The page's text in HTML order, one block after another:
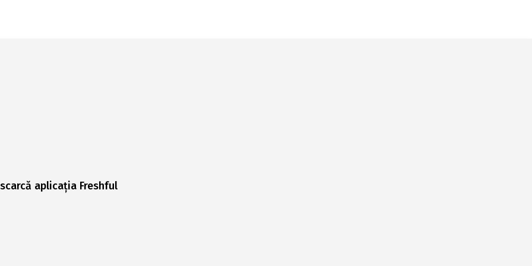
aplicația Freshful